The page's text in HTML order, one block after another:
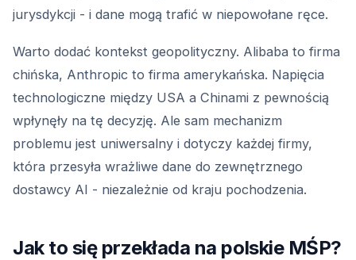
jurysdykcji - i dane mogą trafić w niepowołane ręce.
Warto dodać kontekst geopolityczny. Alibaba to firma
chińska, Anthropic to firma amerykańska. Napięcia
technologiczne między USA a Chinami z pewnością
wpłynęły na tę decyzję. Ale sam mechanizm
problemu jest uniwersalny i dotyczy każdej firmy,
która przesyła wrażliwe dane do zewnętrznego
dostawcy AI - niezależnie od kraju pochodzenia.
Jak to się przekłada na polskie MŚP?